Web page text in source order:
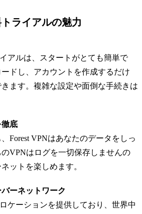
ライアルの魅力
アルは、スタートがとても簡単で
ドし、アカウントを作成するだけ
ます。複雑な設定や面倒な手続きは
徹底
Forest VPNはあなたのデータをしっ
VPNはログを一切保存しませんの
ットを楽しめます。
ーネットワーク
ケーションを提供しており、世界中